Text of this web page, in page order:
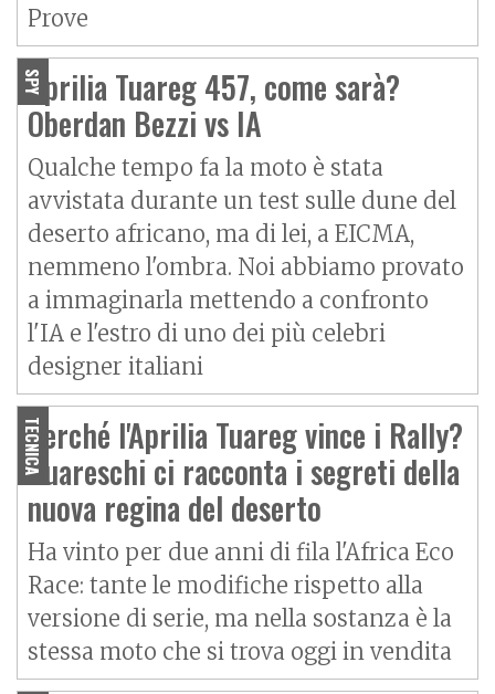
Prove
SPY
Aprilia Tuareg 457, come sarà?
Oberdan Bezzi vs IA
Qualche tempo fa la moto è stata
avvistata durante un test sulle dune del
deserto africano, ma di lei, a EICMA,
nemmeno l'ombra. Noi abbiamo provato
a immaginarla mettendo a confronto
l'IA e l'estro di uno dei più celebri
designer italiani
TECNICA
Perché l'Aprilia Tuareg vince i Rally?
Guareschi ci racconta i segreti della
nuova regina del deserto
Ha vinto per due anni di fila l'Africa Eco
Race: tante le modifiche rispetto alla
versione di serie, ma nella sostanza è la
stessa moto che si trova oggi in vendita